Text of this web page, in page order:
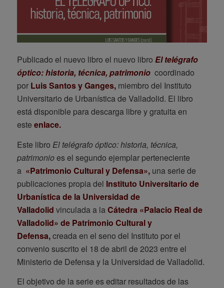
Publicado el nuevo libro el nuevo libro El telégrafo
óptico: historia, técnica, patrimoniocoordinado
porLuis Santos y Ganges, miembro del Instituto
Universitario de Urbanística de Valladolid. El libro
está disponible para descarga libre y gratuita en
este enlace.
Este libro El telégrafo óptico: historia, técnica,
patrimonioes el segundo ejemplar perteneciente
a «Patrimonio Cultural y Defensa»,una serie de
publicaciones propia del Instituto Universitario de
Urbanística de la Universidad de
Valladolid vinculada a laCátedra «Palacio Real de
Valladolid» de Patrimonio Cultural y
Defensa,creada en el seno del Instituto por el
convenio suscrito el 18 de abril de 2023 entre el
Ministerio de Defensa y la Universidad de Valladolid.
El objetivo de la serie es editar resultados de las